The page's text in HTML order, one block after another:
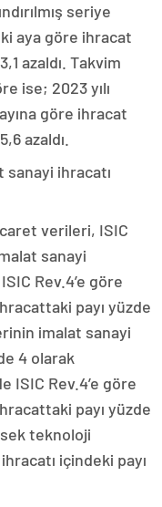
seriye
aya göre ihracat
azaldı. Takvim
ise; 2023 yılı
göre ihracat
azaldı.
ihracatı
verileri, ISIC
sanayi
Rev.4’e göre
payı yüzde
imalat sanayi
4 olarak
ISIC Rev.4’e göre
payı yüzde
teknoloji
içindeki payı